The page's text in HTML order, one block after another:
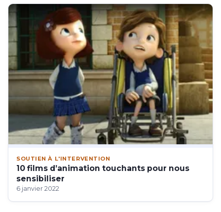
SOUTIEN À L'INTERVENTION
10 films d’animation touchants pour nous
sensibiliser
6 janvier 2022